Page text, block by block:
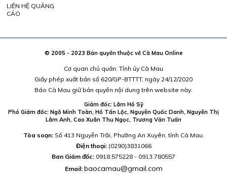
LIÊN HỆ QUẢNG
CÁO
© 2005 - 2023 Bản quyền thuộc về Cà Mau Online
Cơ quan chủ quản: Tỉnh ủy Cà Mau
Giấy phép xuất bản số 620/GP-BTTTT, ngày 24/12/2020
Báo Cà Mau giữ bản quyền nội dung trên website này.
Giám đốc: Lâm Hồ Sỹ
Phó Giám đốc: Ngô Minh Toàn, Hồ Tấn Lộc, Nguyễn Quốc Danh, Nguyễn Thị
Lâm Anh, Cao Xuân Thu Ngọc, Trương Văn Tuấn
Tòa soạn:Số 413 Nguyễn Trãi, Phường An Xuyên, tỉnh Cà Mau.
Điện thoại: (0290)3831066
Ban Giám đốc: 0918.575228 - 0913.780557
Email: baocamau@gmail.com